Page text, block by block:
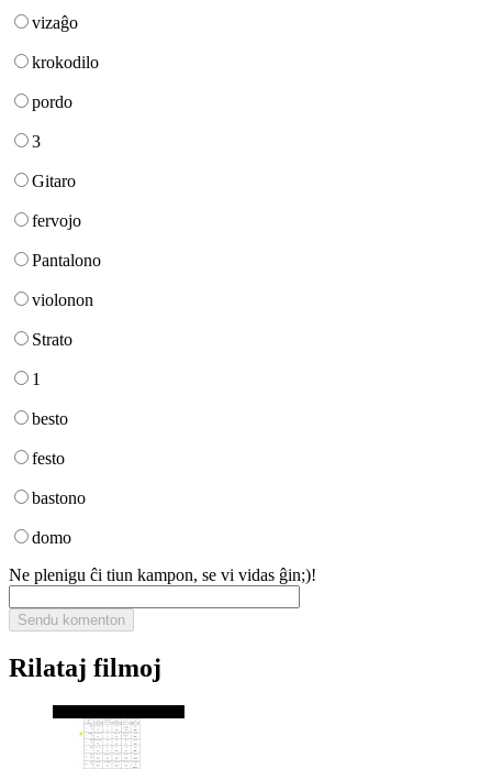
vizaĝo
krokodilo
pordo
3
Gitaro
fervojo
Pantalono
violonon
Strato
1
besto
festo
bastono
domo
Ne plenigu ĉi tiun kampon, se vi vidas ĝin;)!
Rilataj filmoj